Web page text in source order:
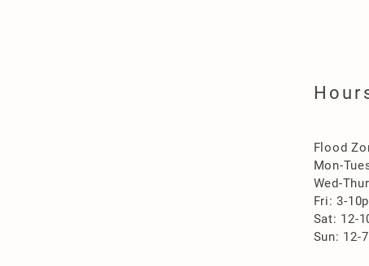
Flood
Mon-
Wed-
Fri: 3-
Sat: 12-
Sun: 12-